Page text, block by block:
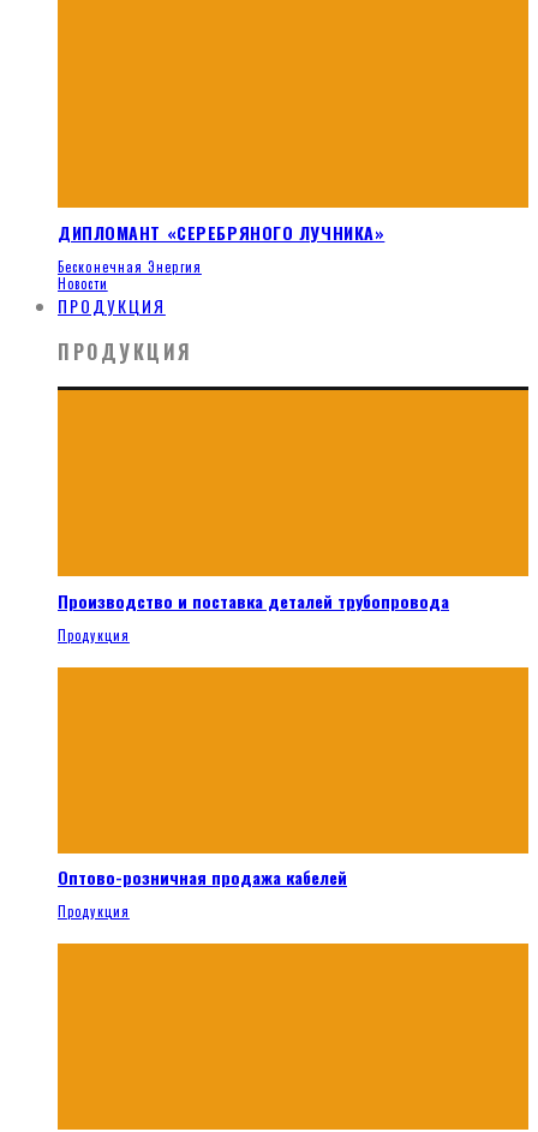
ДИПЛОМАНТ «СЕРЕБРЯНОГО ЛУЧНИКА»
Бесконечная Энергия
Новости
ПРОДУКЦИЯ
ПРОДУКЦИЯ
Производство и поставка деталей трубопровода
Продукция
Оптово-розничная продажа кабелей
Продукция